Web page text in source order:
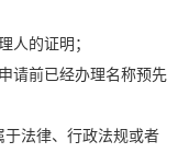
人的证明；
请前已经办理名称预先
于法律、行政法规或者